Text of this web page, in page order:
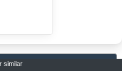
similar